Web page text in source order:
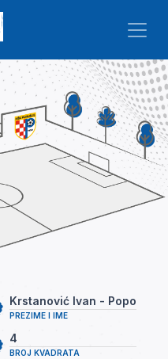
to main content
PREZIME I IME
Krstanović Ivan - Popo
BROJ KVADRATA
4